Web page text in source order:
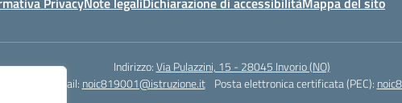
Indirizzo:Via Pulazzini, 15 - 28045 Invorio (NO)
Email: noic819001@istruzione.it Posta elettronica certificata (PEC):